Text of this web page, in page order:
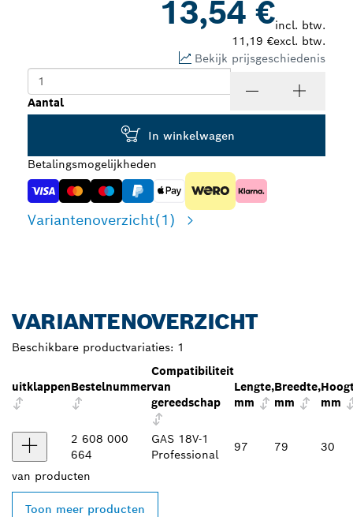
13,54 €incl. btw.
11,19 €excl. btw.
Bekijk prijsgeschiedenis
Aantal
In winkelwagen
Betalingsmogelijkheden
Variantenoverzicht(1)
VARIANTENOVERZICHT
Beschikbare productvariaties: 1
uitklappenBestelnummer
Compatibiliteit
van
gereedschap
Lengte,
mm
Breedte,
mm
mm
2 608 000
664
GAS 18V-1
Professional
97 79 30
van producten
Toon meer producten